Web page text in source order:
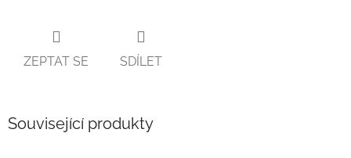
ZEPTAT SE SDÍLET
Související produkty